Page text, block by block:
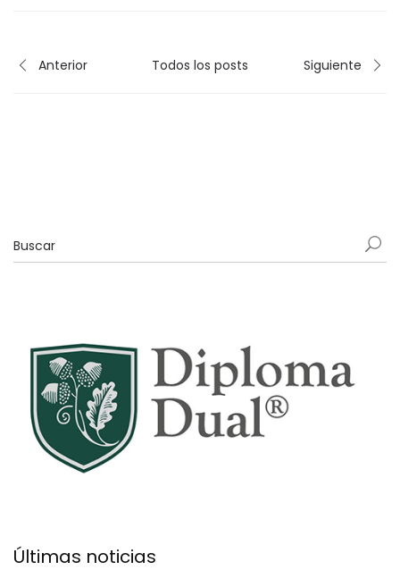
Anterior Todos los posts Siguiente
Últimas noticias